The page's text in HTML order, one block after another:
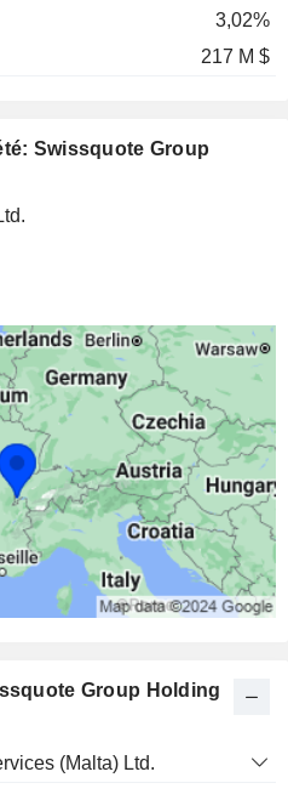
3,02%
217 M $
Swissquote Group
Group Holding
(Malta) Ltd.